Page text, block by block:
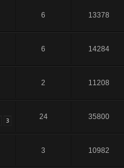
6 13378
6 14284
2 11208
3 24 35800
3 10982